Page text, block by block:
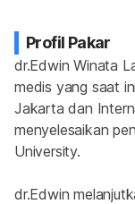
Profil Pakar
dr.Edwin Winata
medis yang saat
Jakarta dan
menyelesaikan
University.
dr.Edwin